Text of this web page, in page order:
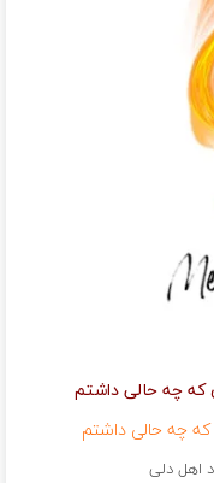
که چه حالی داشتم
که چه حالی داشتم
اهل دلی